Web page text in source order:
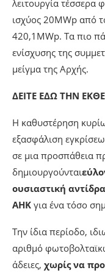
Όπως αναφέρει ο
Παπακωνσταντίνου
ηλεκτρικής
ανάπτυξη έργων
ισχύος 20MWp από
420,1MWp. Τα πιο
ενίσχυσης της
μείγμα της Αρχής.
ΔΕΙΤΕ ΕΔΩ ΤΗΝ
Η καθυστέρηση
εξασφάλιση
σε μια προσπάθεια